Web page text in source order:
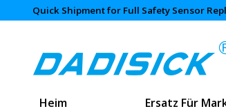
Quick Shipment for Full Safety Sensor
Heim Ersatz Für